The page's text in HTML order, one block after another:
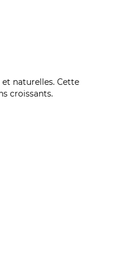
naturelles. Cette
croissants.